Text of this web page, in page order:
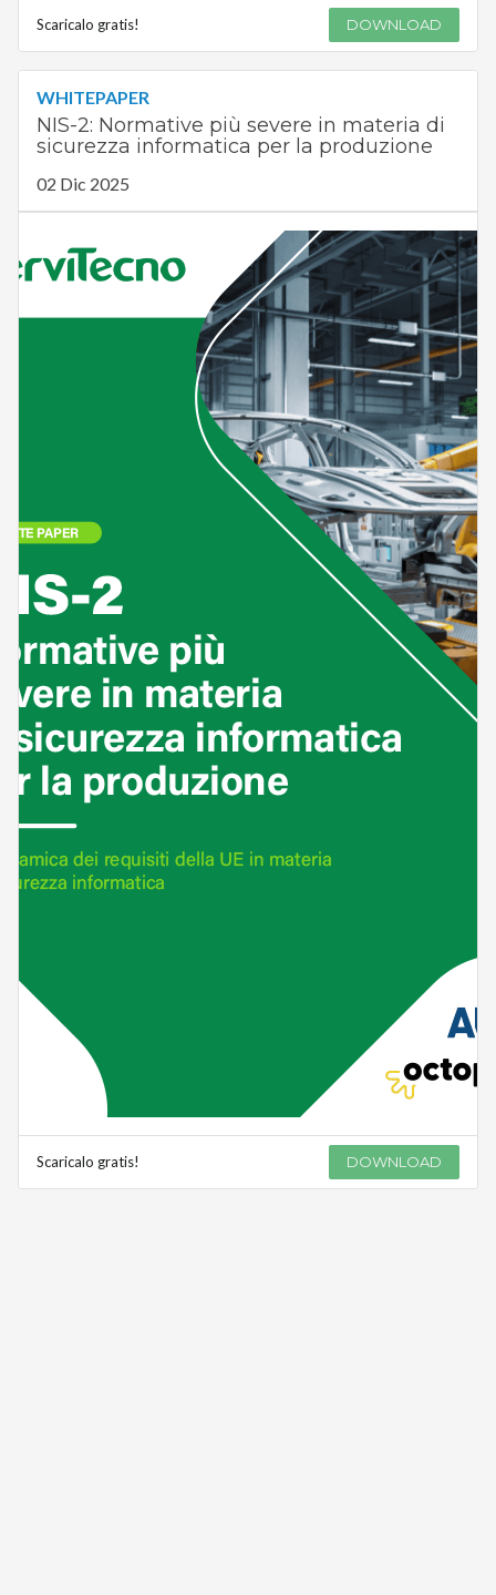
Scaricalo gratis! DOWNLOAD
WHITEPAPER
NIS-2: Normative più severe in materia di
sicurezza informatica per la produzione
02 Dic 2025
Scaricalo gratis! DOWNLOAD